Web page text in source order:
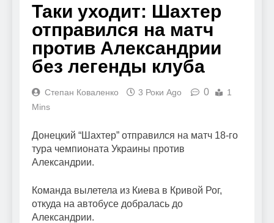
Таки уходит: Шахтер
отправился на матч
против Александрии
без легенды клуба
Степан Коваленко 3 Роки Ago 0
1
Mins
Донецкий “Шахтер” отправился на матч 18-го
тура чемпионата Украины против
Александрии.
Команда вылетела из Киева в Кривой Рог,
откуда на автобусе добралась до
Александрии.